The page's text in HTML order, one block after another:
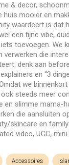
& decor,
huis mooier en
waardeert is dat
een fijne vibe,
toevoegen. We
verwerken die
denk aan
en “3
we
steeds meer
en slimme mama-
die aansluiten
skincare en
video, UGC,
Accessoires